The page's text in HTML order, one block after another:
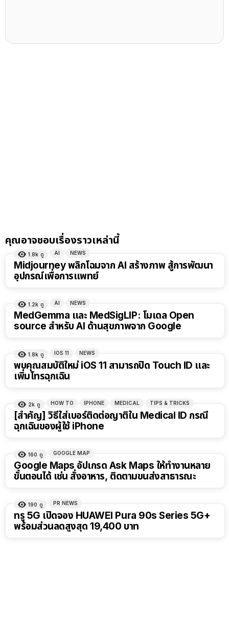
คุณอาจชอบเรื่องราวเหล่านี้
1.8k ดู AI NEWS
Midjourney พลิกโฉมจาก AI สร้างภาพ สู้การพัฒนา
อุปกรณ์เพื่อการแพทย์
1.2k ดู AI NEWS
MedGemma และ MedSigLIP: โมเดล Open
source สำหรับ AI ด้านสุขภาพจาก Google
1.8k ดู IOS 11 NEWS
พบคุณสมบัติใหม่ iOS 11 สามารถปิด Touch ID และ
เพิ่มโทรฉุกเฉิน
2k ดู HOW TO IPHONE MEDICAL TIPS & TRICKS
[สำคัญ] วิธีใส่เบอร์ติดต่อญาติใน Medical ID กรณี
ฉุกเฉินของผู้ใช้ iPhone
160 ดู GOOGLE MAP
Google Maps อัปเกรด Ask Maps ให้ทำงานหลาย
ขั้นตอนได้ เช่น สั่งอาหาร, ติดตามขนส่งสาธารณะ
190 ดู PR NEWS
ทรู 5G เปิดจอง HUAWEI Pura 90s Series 5G+
พร้อมส่วนลดสูงสุด 19,400 บาท